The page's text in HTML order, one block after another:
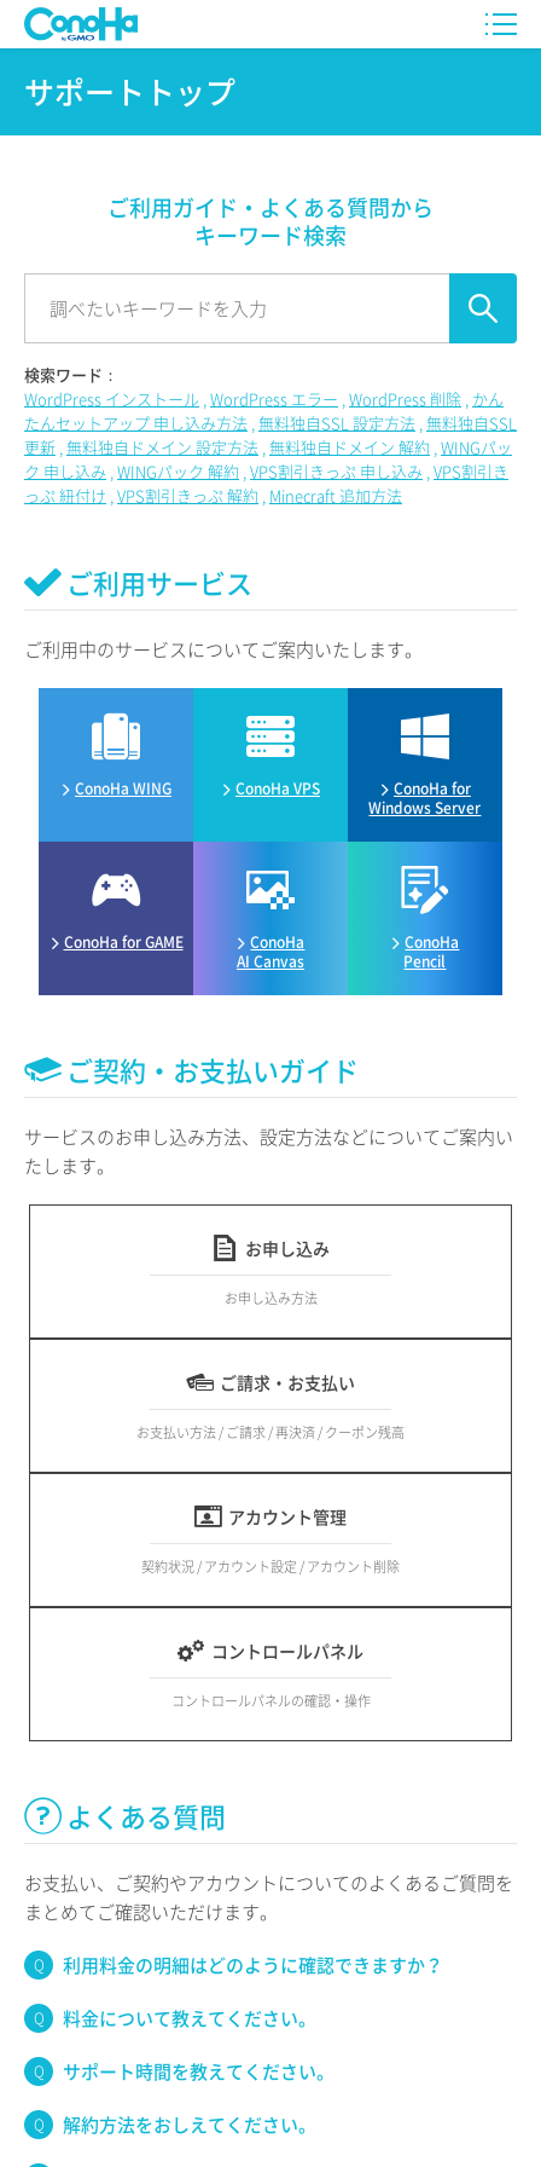
サポートトップ
ご利用ガイド・よくある質問から
キーワード検索
検索ワード：
WordPress インストール WordPress エラー WordPress 削除 かん
たんセットアップ 申し込み方法 無料独自SSL 設定方法 無料独自SSL
更新 無料独自ドメイン 設定方法 無料独自ドメイン 解約 WINGパッ
ク 申し込み WINGパック 解約 VPS割引きっぷ 申し込み VPS割引き
っぷ 紐付け VPS割引きっぷ 解約 Minecraft 追加方法
ご利用サービス
ご利用中のサービスについてご案内いたします。
ConoHa WING ConoHa VPS
ConoHa for
Windows Server
ConoHa for GAME
ConoHa
AI Canvas
ConoHa
Pencil
ご契約・お支払いガイド
サービスのお申し込み方法、設定方法などについてご案内い
たします。
お申し込み
お申し込み方法
ご請求・お支払い
お支払い方法 / ご請求 / 再決済 / クーポン残高
アカウント管理
契約状況 / アカウント設定 / アカウント削除
コントロールパネル
コントロールパネルの確認・操作
よくある質問
お支払い、ご契約やアカウントについてのよくあるご質問を
まとめてご確認いただけます。
利用料金の明細はどのように確認できますか？
料金について教えてください。
サポート時間を教えてください。
解約方法をおしえてください。